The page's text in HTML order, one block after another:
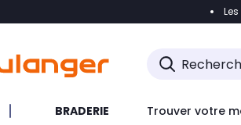
Accéder
BRADERIE Trouver votre